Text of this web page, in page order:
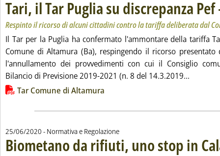
Tari, il Tar Puglia su discrepanza
Respinto il ricorso di alcuni cittadini contro la tariffa deliberata dal
Il Tar per la Puglia ha confermato l'ammontare della tariffa
Comune di Altamura (Ba), respingendo il ricorso
l'annullamento dei provvedimenti con cui il Consiglio
Bilancio di Previsione 2019-2021 (n. 8 del 14.3.2019...
Lista allegati PDF alla notizia
Tar Comune di Altamura
25/06/2020 - Normativa e Regolazione
Biometano da rifiuti, uno stop in